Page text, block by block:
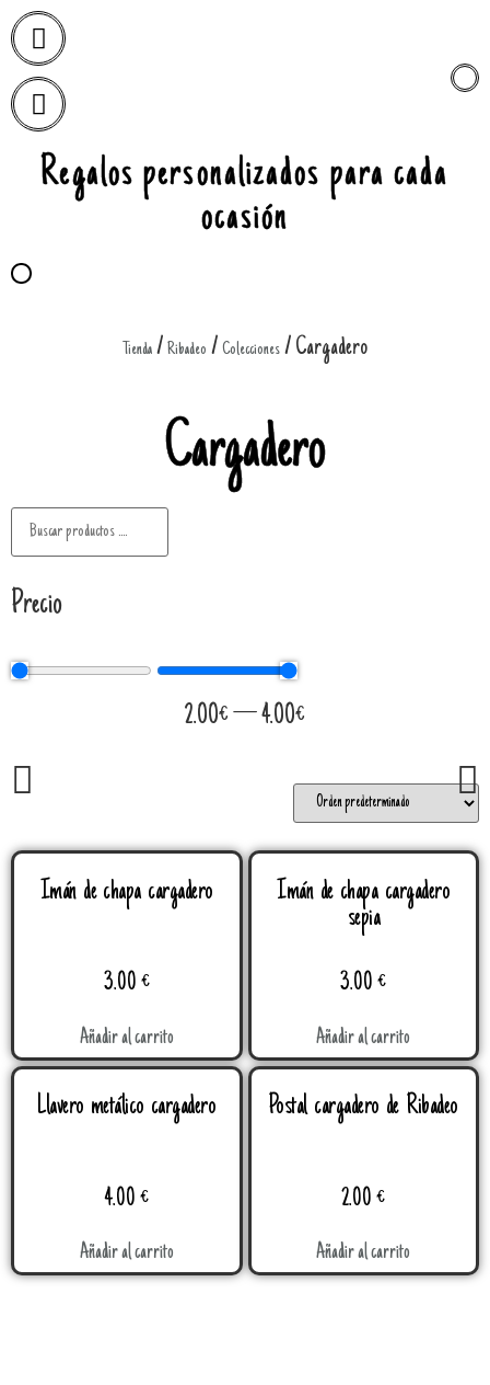
Regalos personalizados para cada
ocasión
Tienda / Ribadeo / Colecciones / Cargadero
Cargadero
Precio
2.00€—4.00€
Imán de chapa cargadero
3.00 €
Añadir al carrito
Imán de chapa cargadero
sepia
3.00€
Añadir al carrito
Llavero metálico cargadero
4.00 €
Añadir al carrito
Postal cargadero de Ribadeo
2.00€
Añadir al carrito